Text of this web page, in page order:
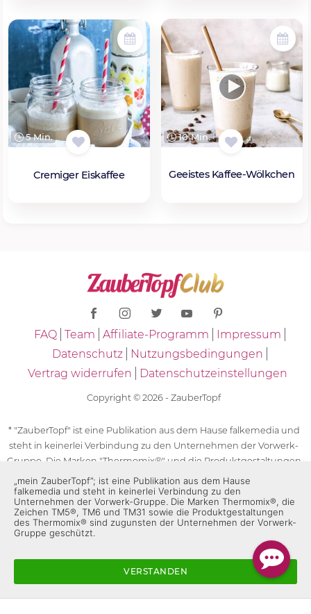
5 Min.
Cremiger Eiskaffee
10 Min.
Geeistes Kaffee-Wölkchen
FAQ Team Affiliate-Programm
Impressum
Datenschutz
Nutzungsbedingungen
Vertrag widerrufen
Datenschutzeinstellungen
Copyright © 2026 - ZauberTopf
* "ZauberTopf" ist eine Publikation aus dem Hause falkemedia und
steht in keinerlei Verbindung zu den Unternehmen der Vorwerk-
Gruppe. Die Marken "Thermomix®" und die Produktgestaltungen
des "Thermomix®" sind eingetragene Marken der Unternehmen
der Vorwerk-Gruppe. Die Marken Thermomix®, die Zeichen TM5®,
TM6 und TM31 sowie die Produktgestaltungen des Thermomix®
sind zugunsten der Unternehmen der Vorwerk-Gruppe
geschützt. Für die Rezeptangaben in "ZauberTopf" ist
„mein ZauberTopf”; ist eine Publikation aus dem Hause
falkemedia und steht in keinerlei Verbindung zu den
Unternehmen der Vorwerk-Gruppe. Die Marken Thermomix®, die
Zeichen TM5®, TM6 und TM31 sowie die Produktgestaltungen
des Thermomix® sind zugunsten der Unternehmen der Vorwerk-
Gruppe geschützt.
VERSTANDEN